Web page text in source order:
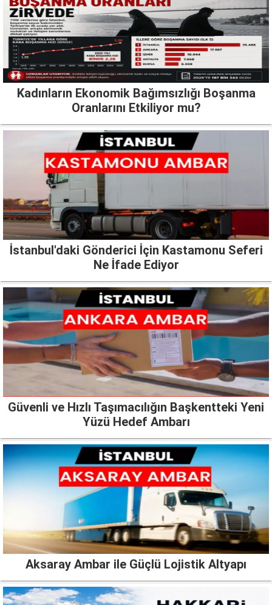
Kadınların Ekonomik Bağımsızlığı Boşanma
Oranlarını Etkiliyor mu?
İstanbul'daki Gönderici İçin Kastamonu Seferi
Ne İfade Ediyor
Güvenli ve Hızlı Taşımacılığın Başkentteki Yeni
Yüzü Hedef Ambarı
Aksaray Ambar ile Güçlü Lojistik Altyapı